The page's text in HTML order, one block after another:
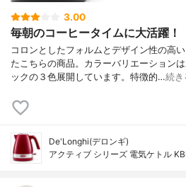
3.00
毎朝のコーヒータイムに大活躍！
コロンとしたフォルムとデザイン性の高
たこちらの商品。カラーバリエーション
ックの３色展開しています。特徴的…続き
De'Longhi(デロンギ)
アクティブ シリーズ 電気ケトル